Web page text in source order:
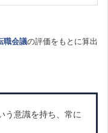
職会議の評価をもとに算出
う意識を持ち、常に